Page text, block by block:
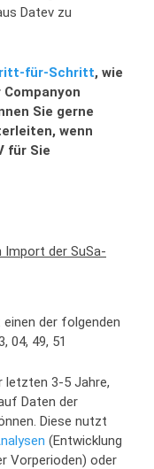
Datev zu
für-Schritt, wie
Sie gerne
wenn
für Sie
Import der SuSa-
der folgenden
04, 49, 51
letzten 3-5 Jahre,
Daten der
Diese nutzt
(Entwicklung
Vorperioden) oder